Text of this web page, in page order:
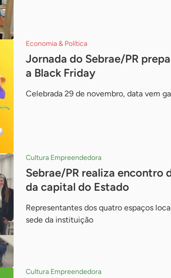
Economia & Política
Jornada do Sebrae/PR
a Black Friday
Celebrada 29 de novembro, data vem
Cultura Empreendedora
Sebrae/PR realiza encontro
da capital do Estado
Representantes dos quatro espaços
sede da instituição
Cultura Empreendedora